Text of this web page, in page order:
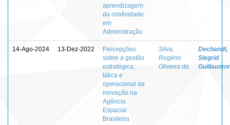
aprendizagem
da criatividade
em
Administração
14-Ago-2024 13-Dez-2022
Percepções
sobre a gestão
estratégica,
tática e
operacional da
inovação na
Agência
Espacial
Brasileira
Silva,
Rogério
Oliveira da
Dechandt,
Siegrid